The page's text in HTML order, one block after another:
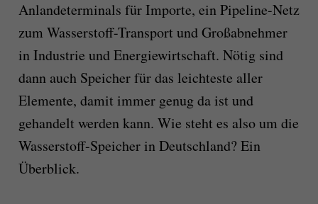
Anlandeterminals für Importe, ein Pipeline-Netz
zum Wasserstoff-Transport und Großabnehmer
in Industrie und Energiewirtschaft. Nötig sind
dann auch Speicher für das leichteste aller
Elemente, damit immer genug da ist und
gehandelt werden kann. Wie steht es also um die
Wasserstoff-Speicher in Deutschland? Ein
Überblick.